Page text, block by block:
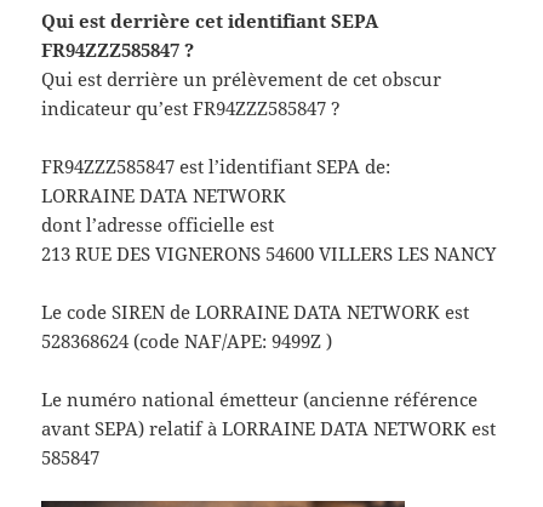
Qui est derrière cet identifiant SEPA
FR94ZZZ585847 ?
Qui est derrière un prélèvement de cet obscur
indicateur qu’est FR94ZZZ585847 ?
FR94ZZZ585847 est l’identifiant SEPA de:
LORRAINE DATA NETWORK
dont l’adresse officielle est
213 RUE DES VIGNERONS 54600 VILLERS LES NANCY
Le code SIREN de LORRAINE DATA NETWORK est
528368624 (code NAF/APE: 9499Z )
Le numéro national émetteur (ancienne référence
avant SEPA) relatif à LORRAINE DATA NETWORK est
585847